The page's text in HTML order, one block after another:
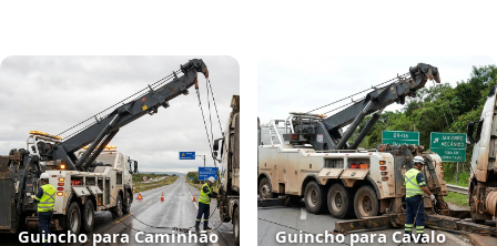
Guincho para Caminhão
Guincho para Cavalo